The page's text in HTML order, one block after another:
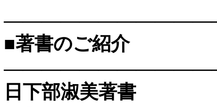
■著書のご紹介
日下部淑美著書